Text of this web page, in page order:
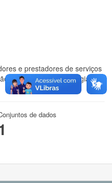
e prestadores de serviços
em Ciência e Tecnologia -
de dados